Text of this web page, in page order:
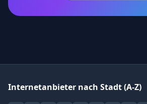
Internetanbieter nach Stadt (A-Z)